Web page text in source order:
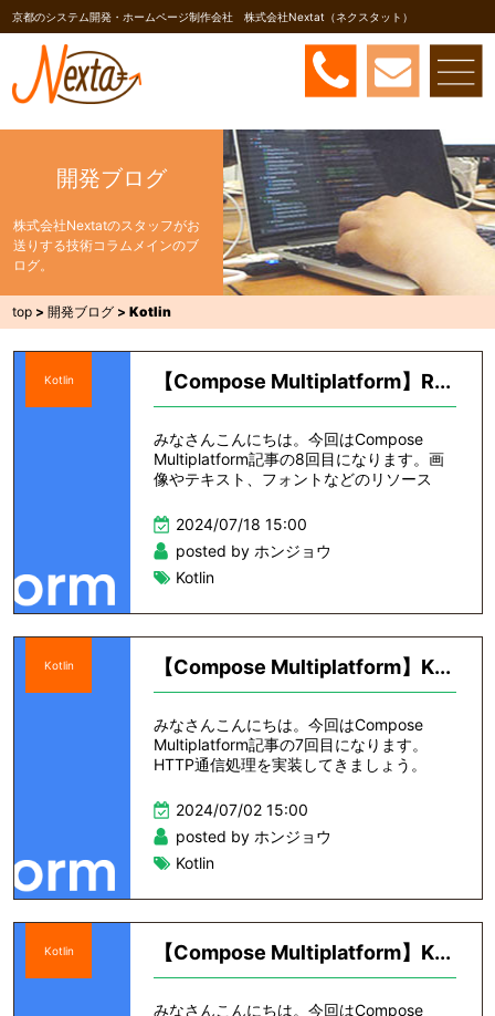
京都のシステム開発・ホームページ制作会社 株式会社Nextat（ネクスタット）
開発ブログ
株式会社Nextatのスタッフがお
送りする技術コラムメインのブ
ログ。
top >開発ブログ >Kotlin
Kotlin 【Compose Multiplatform】R...
みなさんこんにちは。今回はCompose
Multiplatform記事の8回目になります。画
像やテキスト、フォントなどのリソース
2024/07/18 15:00
posted by ホンジョウ
Kotlin
Kotlin 【Compose Multiplatform】K...
みなさんこんにちは。今回はCompose
Multiplatform記事の7回目になります。
HTTP通信処理を実装してきましょう。
2024/07/02 15:00
posted by ホンジョウ
Kotlin
Kotlin 【Compose Multiplatform】K...
みなさんこんにちは。今回はCompose